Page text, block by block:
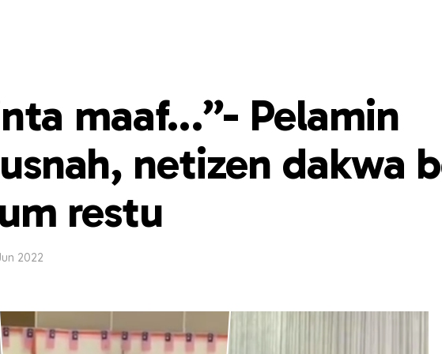
maaf…”- Pelamin
netizen dakwa
restu
2022